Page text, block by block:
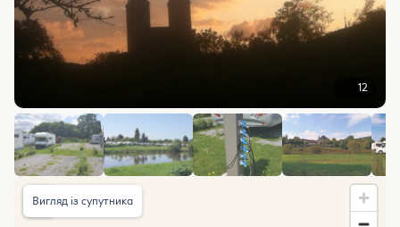
12
Вигляд із супутника